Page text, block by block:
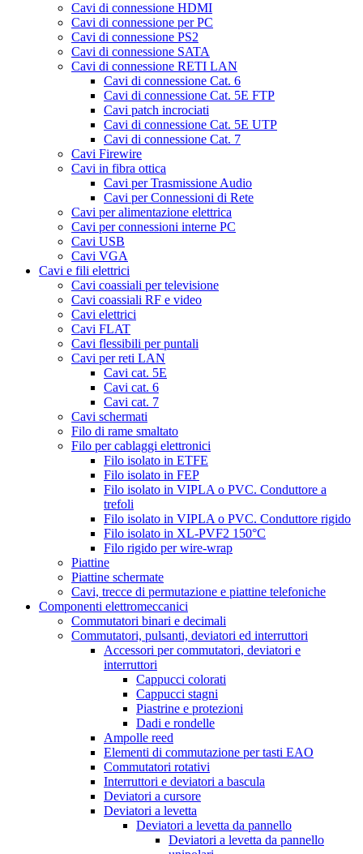
Cavi di connessione HDMI
Cavi di connessione per PC
Cavi di connessione PS2
Cavi di connessione SATA
Cavi di connessione RETI LAN
Cavi di connessione Cat. 6
Cavi di connessione Cat. 5E FTP
Cavi patch incrociati
Cavi di connessione Cat. 5E UTP
Cavi di connessione Cat. 7
Cavi Firewire
Cavi in fibra ottica
Cavi per Trasmissione Audio
Cavi per Connessioni di Rete
Cavi per alimentazione elettrica
Cavi per connessioni interne PC
Cavi USB
Cavi VGA
Cavi e fili elettrici
Cavi coassiali per televisione
Cavi coassiali RF e video
Cavi elettrici
Cavi FLAT
Cavi flessibili per puntali
Cavi per reti LAN
Cavi cat. 5E
Cavi cat. 6
Cavi cat. 7
Cavi schermati
Filo di rame smaltato
Filo per cablaggi elettronici
Filo isolato in ETFE
Filo isolato in FEP
Filo isolato in VIPLA o PVC. Conduttore a
trefoli
Filo isolato in VIPLA o PVC. Conduttore rigido
Filo isolato in XL-PVF2 150°C
Filo rigido per wire-wrap
Piattine
Piattine schermate
Cavi, trecce di permutazione e piattine telefoniche
Componenti elettromeccanici
Commutatori binari e decimali
Commutatori, pulsanti, deviatori ed interruttori
Accessori per commutatori, deviatori e
interruttori
Cappucci colorati
Cappucci stagni
Piastrine e protezioni
Dadi e rondelle
Ampolle reed
Elementi di commutazione per tasti EAO
Commutatori rotativi
Interruttori e deviatori a bascula
Deviatori a cursore
Deviatori a levetta
Deviatori a levetta da pannello
Deviatori a levetta da pannello